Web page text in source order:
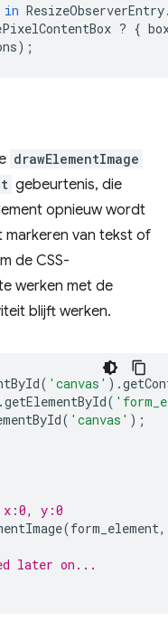
in ResizeObserverEntry
? {
);
drawElementImage
gebeurtenis, die
opnieuw wordt
van tekst of
de CSS-
werken met de
blijft werken.
( 'canvas' ).
.getElementById(
( 'canvas' );
x:0, y:0
(form_element,
later on...